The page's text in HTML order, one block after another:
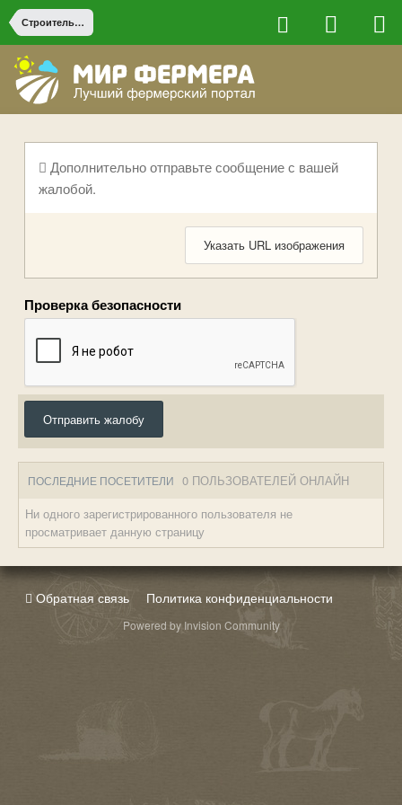
Строительство на ферме
Дополнительно отправьте сообщение с вашей
жалобой.
Указать URL изображения
Проверка безопасности
Отправить жалобу
ПОСЛЕДНИЕ ПОСЕТИТЕЛИ 0 ПОЛЬЗОВАТЕЛЕЙ ОНЛАЙН
Ни одного зарегистрированного пользователя не
просматривает данную страницу
Обратная связь Политика конфиденциальности
Powered by Invision Community